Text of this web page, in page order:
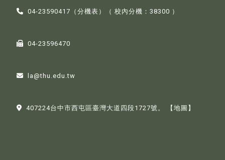
04-23590417（分機表 ）（ 校內分機：38300 ）
04-23596470
la@thu.edu.tw
407224台中市西屯區臺灣大道四段1727號。 【地圖】